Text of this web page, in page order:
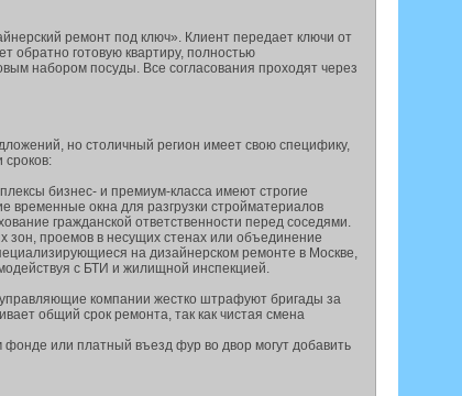
ремонт под ключ». Клиент передает ключи от
обратно готовую квартиру, полностью
набором посуды. Все согласования проходят через
но столичный регион имеет свою специфику,
сроков:
бизнес- и премиум-класса имеют строгие
временные окна для разгрузки стройматериалов
гражданской ответственности перед соседями.
проемов в несущих стенах или объединение
на дизайнерском ремонте в Москве,
с БТИ и жилищной инспекцией.
компании жестко штрафуют бригады за
общий срок ремонта, так как чистая смена
фонде или платный въезд фур во двор могут добавить